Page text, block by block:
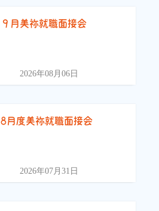
９月美祢就職面接会
2026年08月06日
8月度美祢就職面接会
2026年07月31日